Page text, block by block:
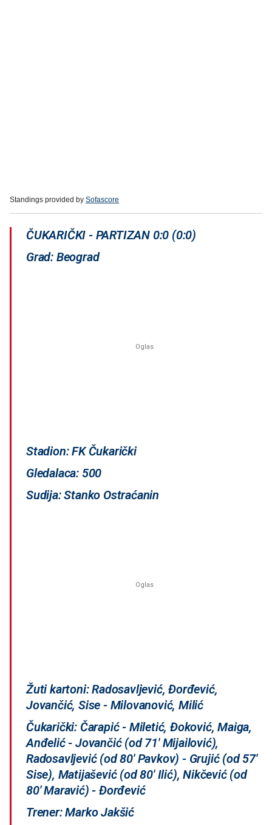
Standings provided by Sofascore
ČUKARIČKI - PARTIZAN 0:0 (0:0)
Grad: Beograd
Stadion: FK Čukarički
Gledalaca: 500
Sudija: Stanko Ostraćanin
Žuti kartoni: Radosavljević, Đorđević,
Jovančić, Sise - Milovanović, Milić
Čukarički: Čarapić - Miletić, Đoković, Maiga,
Anđelić - Jovančić (od 71' Mijailović),
Radosavljević (od 80' Pavkov) - Grujić (od 57'
Sise), Matijašević (od 80' Ilić), Nikčević (od
80' Maravić) - Đorđević
Trener: Marko Jakšić